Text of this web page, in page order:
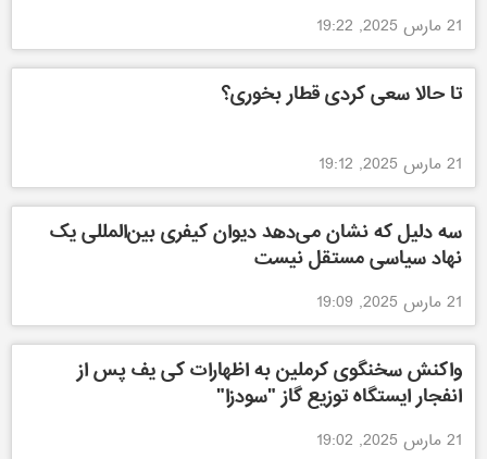
21 مارس 2025, 19:22
تا حالا سعی کردی قطار بخوری؟
21 مارس 2025, 19:12
سه دلیل که نشان می‌دهد دیوان کیفری بین‌المللی یک
نهاد سیاسی مستقل نیست
21 مارس 2025, 19:09
واکنش سخنگوی کرملین به اظهارات کی یف پس از
انفجار ایستگاه توزیع گاز "سودزا"
21 مارس 2025, 19:02